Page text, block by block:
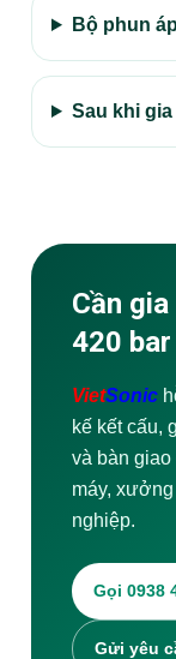
Bộ phun
Sau khi
Cần
420
VietSonic
kế kết cấu,
và bàn
máy,
nghiệp.
Gọi 0938
Gửi yêu